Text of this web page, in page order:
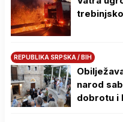
REPUBLIKA SRPSKA / BIH
narod
dobrotu i